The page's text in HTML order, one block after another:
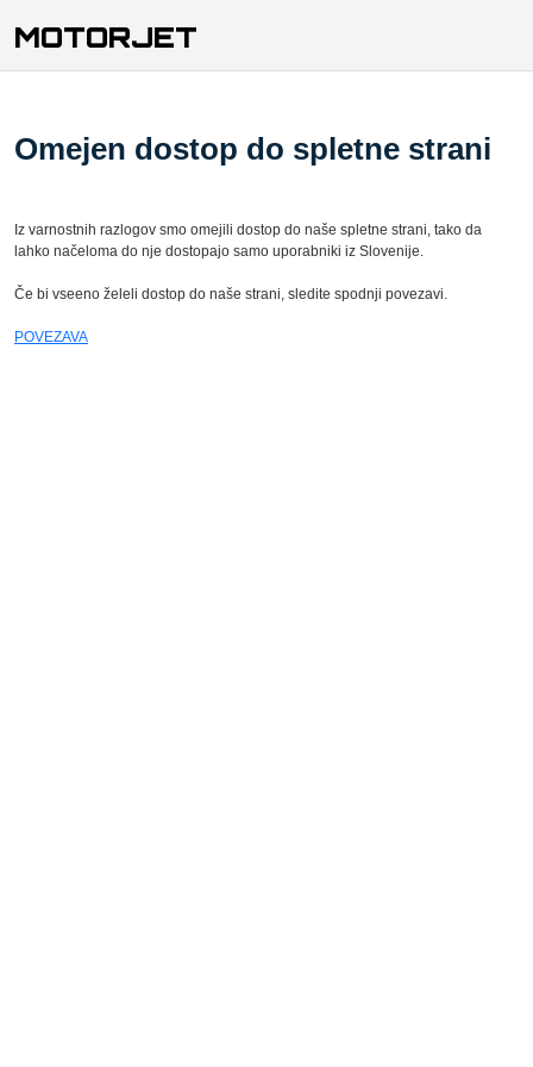
MOTORJET
Omejen dostop do spletne strani
Iz varnostnih razlogov smo omejili dostop do naše spletne strani, tako da
lahko načeloma do nje dostopajo samo uporabniki iz Slovenije.
Če bi vseeno želeli dostop do naše strani, sledite spodnji povezavi.
POVEZAVA